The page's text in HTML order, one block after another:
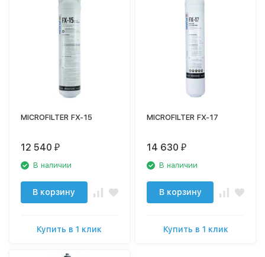
MICROFILTER FX-15
12 540 ₽
В наличии
В корзину
Купить в 1 клик
MICROFILTER FX-17
14 630 ₽
В наличии
В корзину
Купить в 1 клик